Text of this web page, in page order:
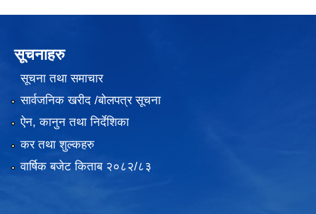
सूचनाहरु
सूचना तथा समाचार
सार्वजनिक खरीद /बोलपत्र सूचना
ऐन, कानुन तथा निर्देशिका
कर तथा शुल्कहरु
वार्षिक बजेट किताब २०८२/८३